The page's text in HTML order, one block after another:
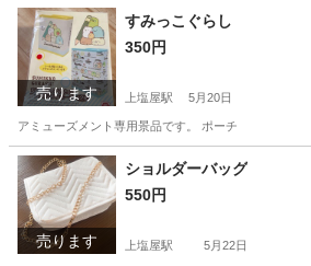
売ります
すみっこぐらし
350円
上塩屋駅 5月20日
アミューズメント専用景品です。 ポーチ
鹿児島 鹿児島市 上塩屋駅 その他
売ります
ショルダーバッグ
550円
上塩屋駅 5月22日